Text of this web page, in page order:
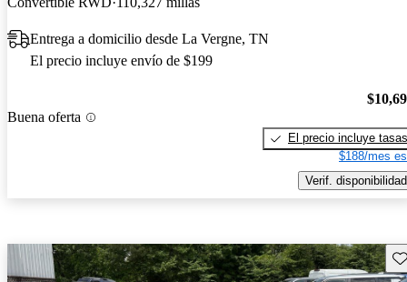
Entrega a domicilio desde La Vergne, TN
El precio incluye envío de $199
Buena oferta
El precio incluye tasas
$188/mes
Verif. disponibilidad